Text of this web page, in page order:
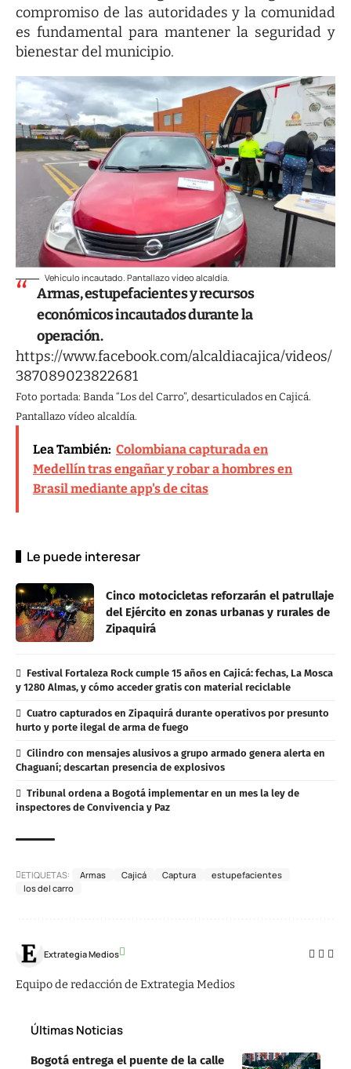
compromiso de las autoridades y la comunidad
es fundamental para mantener la seguridad y
bienestar del municipio.
Vehículo incautado. Pantallazo vídeo alcaldía.
Armas, estupefacientes y recursos
económicos incautados durante la
operación.
https://www.facebook.com/alcaldiacajica/videos/
387089023822681
Foto portada: Banda “Los del Carro”, desarticulados en Cajicá.
Pantallazo vídeo alcaldía.
Lea También: Colombiana capturada en
Medellín tras engañar y robar a hombres en
Brasil mediante app's de citas
Le puede interesar
Cinco motocicletas reforzarán el patrullaje
del Ejército en zonas urbanas y rurales de
Zipaquirá
Festival Fortaleza Rock cumple 15 años en Cajicá: fechas, La Mosca
y 1280 Almas, y cómo acceder gratis con material reciclable
Cuatro capturados en Zipaquirá durante operativos por presunto
hurto y porte ilegal de arma de fuego
Cilindro con mensajes alusivos a grupo armado genera alerta en
Chaguaní; descartan presencia de explosivos
Tribunal ordena a Bogotá implementar en un mes la ley de
inspectores de Convivencia y Paz
ETIQUETAS: Armas Cajicá Captura
estupefacientes
los del carro
Extrategia Medios
Equipo de redacción de Extrategia Medios
Últimas Noticias
Bogotá entrega el puente de la calle